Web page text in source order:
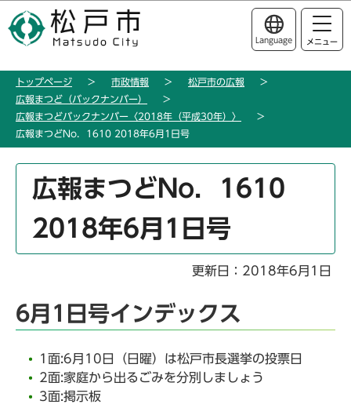
の
ー
頭
このページの本文へ移動
Language メニュー
トップページ 市政情報
松戸市の広報
広報まつど（バックナンバー）
広報まつどバックナンバー〈2018年（平成30年）〉
広報まつどNo．1610 2018年6月1日号
か
広報まつどNo．1610
2018年6月1日号
更新日：2018年6月1日
6月1日号インデックス
1面:6月10日（日曜）は松戸市長選挙の投票日
2面:家庭から出るごみを分別しましょう
3面:掲示板